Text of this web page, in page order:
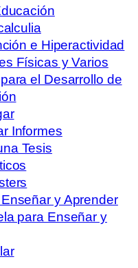
e Hiperactividad
Físicas y Varios
el Desarrollo de
Informes
Tesis
y Aprender
para Enseñar y